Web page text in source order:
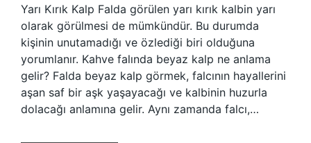
Yarı Kırık Kalp Falda görülen yarı kırık kalbin yarı
olarak görülmesi de mümkündür. Bu durumda
kişinin unutamadığı ve özlediği biri olduğuna
yorumlanır. Kahve falında beyaz kalp ne anlama
gelir? Falda beyaz kalp görmek, falcının hayallerini
aşan saf bir aşk yaşayacağı ve kalbinin huzurla
dolacağı anlamına gelir. Aynı zamanda falcı,…